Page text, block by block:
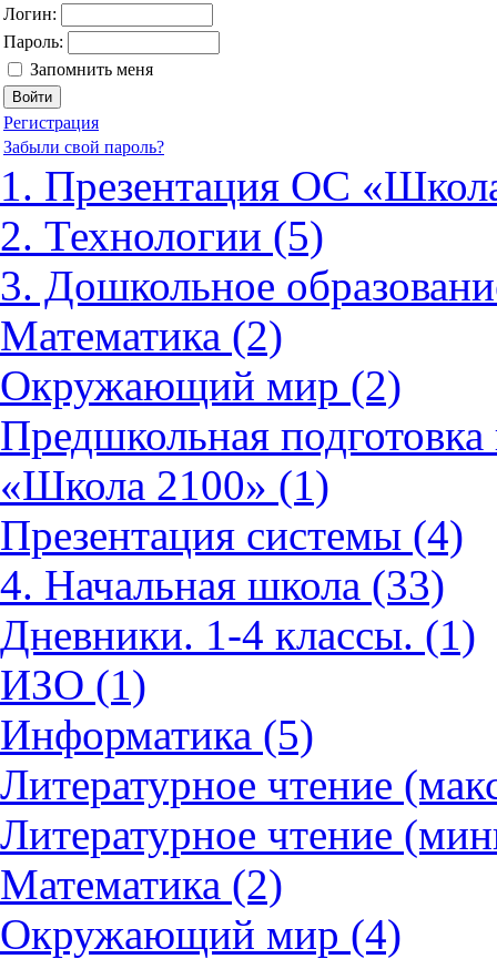
Логин:
Пароль:
Запомнить меня
Регистрация
Забыли свой пароль?
1. Презентация ОС
2. Технологии (5)
3. Дошкольное
Математика (2)
Окружающий мир (2)
Предшкольная
«Школа 2100» (1)
Презентация системы (4)
4. Начальная школа (33)
Дневники. 1-4 классы. (1)
ИЗО (1)
Информатика (5)
Литературное чтение
Литературное чтение
Математика (2)
Окружающий мир (4)